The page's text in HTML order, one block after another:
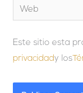
Web
Este sitio esta
privacidady los